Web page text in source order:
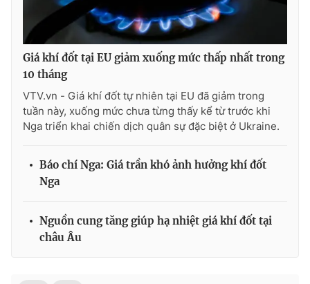
Ðiện thoại Thời báo VTV:
024.66 897 897
Email:
toasoan@vtv.vn
Liên hệ quảng cáo:024-7300.7108
® Cấm sao chép dưới mọi hình thức nếu không có sự chấp
Giá khí đốt tại EU giảm xuống mức thấp nhất trong
10 tháng
VTV.vn - Giá khí đốt tự nhiên tại EU đã giảm trong
tuần này, xuống mức chưa từng thấy kể từ trước khi
Nga triển khai chiến dịch quân sự đặc biệt ở Ukraine.
Báo chí Nga: Giá trần khó ảnh hưởng khí đốt
Nga
Nguồn cung tăng giúp hạ nhiệt giá khí đốt tại
châu Âu